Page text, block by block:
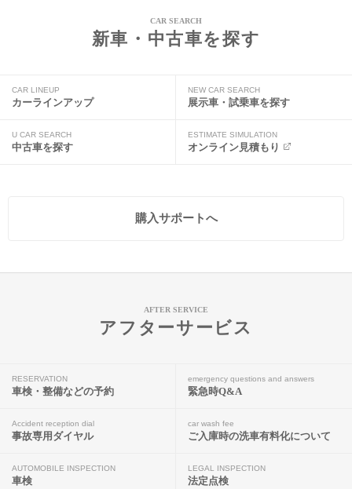
CAR SEARCH
新車・中古車を探す
CAR LINEUP
カーラインアップ
NEW CAR SEARCH
展示車・試乗車を探す
U CAR SEARCH
中古車を探す
ESTIMATE SIMULATION
オンライン見積もり
購入サポートへ
AFTER SERVICE
アフターサービス
RESERVATION
車検・整備などの予約
emergency questions and answers
緊急時Q&A
Accident reception dial
事故専用ダイヤル
car wash fee
ご入庫時の洗車有料化について
AUTOMOBILE INSPECTION
車検
LEGAL INSPECTION
法定点検